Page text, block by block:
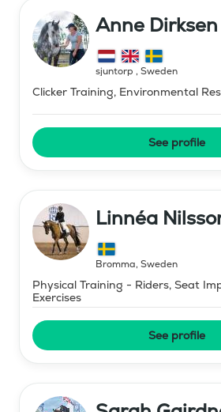
Anne Dirksen
sjuntorp , Sweden
Clicker Training, Environmental
See profile
Linnéa
Bromma, Sweden
Physical Training - Riders, Seat
Exercises
See profile